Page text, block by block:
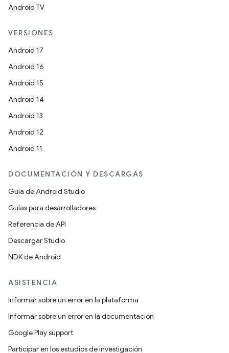
Android TV
VERSIONES
Android 17
Android 16
Android 15
Android 14
Android 13
Android 12
Android 11
DOCUMENTACIÓN Y DESCARGAS
Guía de Android Studio
Guías para desarrolladores
Referencia de API
Descargar Studio
NDK de Android
ASISTENCIA
Informar sobre un error en la plataforma
Informar sobre un error en la documentación
Google Play support
Participar en los estudios de investigación